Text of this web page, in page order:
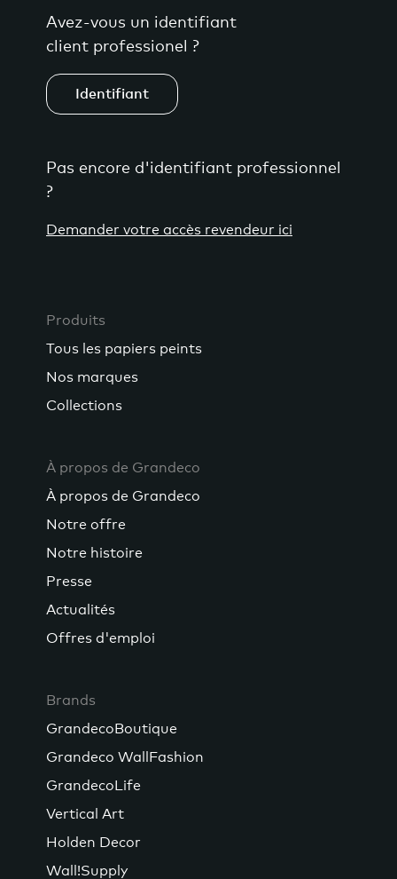
Avez-vous un identifiant
client professionel ?
Identifiant
Pas encore d'identifiant professionnel
?
Demander votre accès revendeur ici
Produits
Tous les papiers peints
Nos marques
Collections
À propos de Grandeco
À propos de Grandeco
Notre offre
Notre histoire
Presse
Actualités
Offres d'emploi
Brands
GrandecoBoutique
Grandeco WallFashion
GrandecoLife
Vertical Art
Holden Decor
Wall!Supply